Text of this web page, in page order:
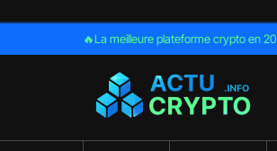
🔥La meilleure plateforme crypto en